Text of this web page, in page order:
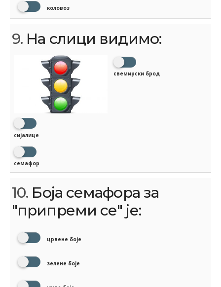
коловоз
9. На слици видимо:
сијалице
свемирски брод
семафор
10. Боја семафора за
"припреми се" је:
црвене боје
зелене боје